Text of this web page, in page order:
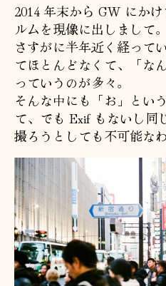
2014 年末から GW にか
ルムを現像に出しまして。
さすがに半年近く経って
てほとんどなくて、「な
っていうのが多々。
そんな中にも「お」とい
て、でも Exif もないし同
撮ろうとしても不可能なわ